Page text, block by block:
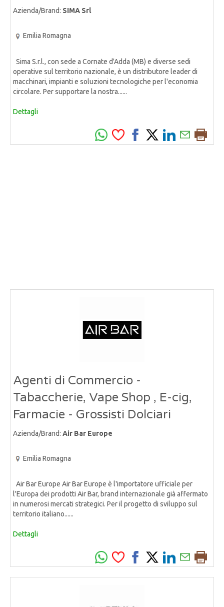
Azienda/Brand: SIMA Srl
Emilia Romagna
Sima S.r.l., con sede a Cornate d'Adda (MB) e diverse sedi
operative sul territorio nazionale, è un distributore leader di
macchinari, impianti e soluzioni tecnologiche per l'economia
circolare. Per supportare la nostra......
Dettagli
Agenti di Commercio -
Tabaccherie, Vape Shop , E-cig,
Farmacie - Grossisti Dolciari
Azienda/Brand: Air Bar Europe
Emilia Romagna
Air Bar Europe Air Bar Europe è l'importatore ufficiale per
l'Europa dei prodotti Air Bar, brand internazionale già affermato
in numerosi mercati strategici. Per il progetto di sviluppo sul
territorio italiano......
Dettagli